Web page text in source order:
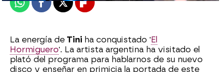
WhatsappFacebook
X Flipboard
La energía de Tini ha conquistado ' El
Hormiguero'. La artista argentina ha visitado el
plató del programa para hablarnos de su nuevo
disco y enseñar en primicia la portada de este